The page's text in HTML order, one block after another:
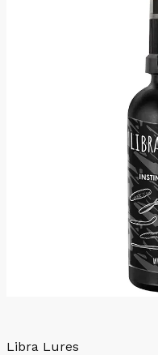
Libra Lures